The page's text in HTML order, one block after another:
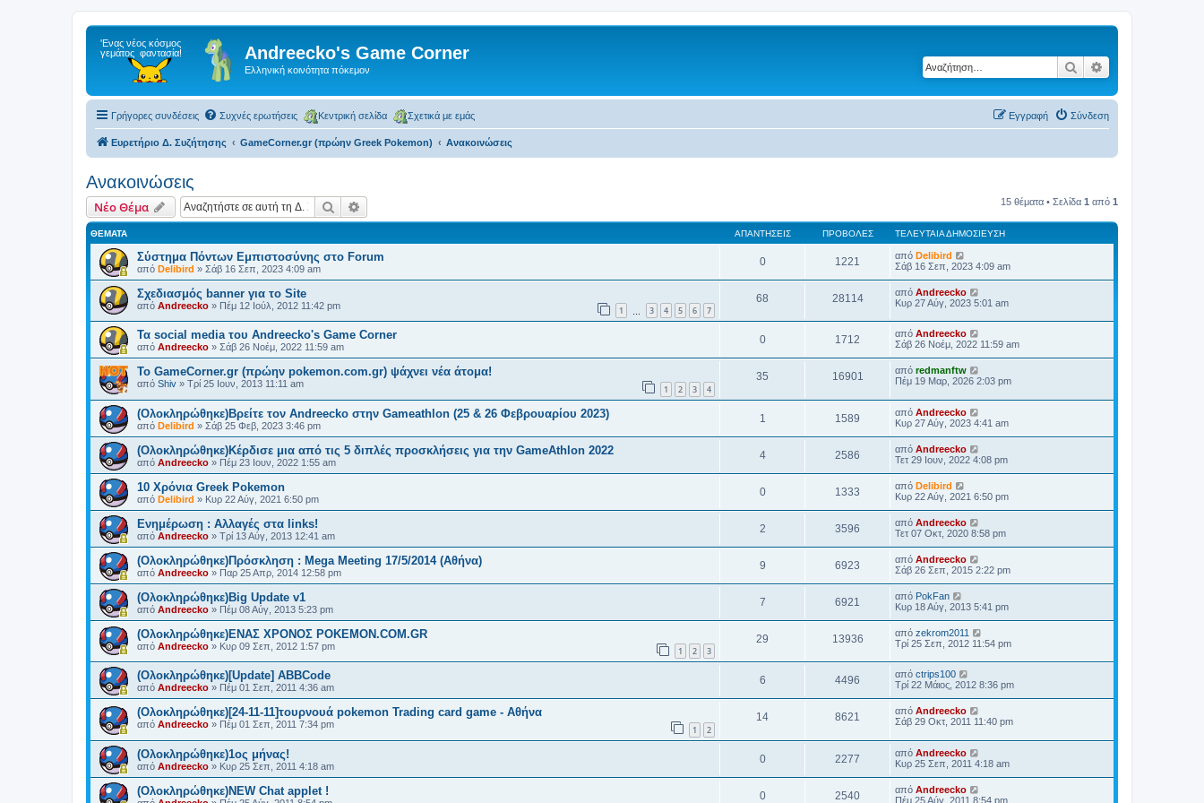
Andreecko's Game Corner
Ελληνική κοινότητα πόκεμον Αναζήτηση
Γρήγορες συνδέσεις Συχνές ερωτήσεις Κεντρική σελίδα Σχετικά με εμάς Σύνδεση
Εγγραφή
Ευρετήριο Δ. Συζήτησης GameCorner.gr (πρώην Greek Pokemon) Ανακοινώσεις
Ανακοινώσεις
Νέο Θέμα Αναζήτηση 15 θέματα • Σελίδα 1 από 1
ΘΈΜΑΤΑ ΑΠΑΝΤΉΣΕΙΣ ΠΡΟΒΟΛΈΣ ΤΕΛΕΥΤΑΊΑ ΔΗΜΟΣΊΕΥΣΗ
Σύστημα Πόντων Εμπιστοσύνης στο Forum
από Delibird » Σάβ 16 Σεπ, 2023 4:09 am
0 1221 από Delibird
Σάβ 16 Σεπ, 2023 4:09 am
Σχεδιασμός banner για το Site
από Andreecko » Πέμ 12 Ιούλ, 2012 11:42 pm 1 3 4 5 6 7
68 28114 από Andreecko
Κυρ 27 Αύγ, 2023 5:01 am
Τα social media του Andreecko's Game Corner
από Andreecko » Σάβ 26 Νοέμ, 2022 11:59 am
0 1712 από Andreecko
Σάβ 26 Νοέμ, 2022 11:59 am
Το GameCorner.gr (πρώην pokemon.com.gr) ψάχνει νέα άτομα!
από Shiv » Τρί 25 Ιουν, 2013 11:11 am 1 2 3 4
35 16901 από redmanftw
Πέμ 19 Μαρ, 2026 2:03 pm
(Ολοκληρώθηκε)Βρείτε τον Andreecko στην Gameathlon (25 & 26 Φεβρουαρίου 2023)
από Delibird » Σάβ 25 Φεβ, 2023 3:46 pm
1 1589 από Andreecko
Κυρ 27 Αύγ, 2023 4:41 am
(Ολοκληρώθηκε)Κέρδισε μια από τις 5 διπλές προσκλήσεις για την GameAthlon 2022
από Andreecko » Πέμ 23 Ιουν, 2022 1:55 am
4 2586 από Andreecko
Τετ 29 Ιουν, 2022 4:08 pm
10 Χρόνια Greek Pokemon
από Delibird » Κυρ 22 Αύγ, 2021 6:50 pm
0 1333 από Delibird
Κυρ 22 Αύγ, 2021 6:50 pm
Ενημέρωση : Αλλαγές στα links!
από Andreecko » Τρί 13 Αύγ, 2013 12:41 am
2 3596 από Andreecko
Τετ 07 Οκτ, 2020 8:58 pm
(Ολοκληρώθηκε)Πρόσκληση : Mega Meeting 17/5/2014 (Αθήνα)
από Andreecko » Παρ 25 Απρ, 2014 12:58 pm
9 6923 από Andreecko
Σάβ 26 Σεπ, 2015 2:22 pm
(Ολοκληρώθηκε)Big Update v1
από Andreecko » Πέμ 08 Αύγ, 2013 5:23 pm
7 6921 από PokFan
Κυρ 18 Αύγ, 2013 5:41 pm
(Ολοκληρώθηκε)ΕΝΑΣ ΧΡΟΝΟΣ POKEMON.COM.GR
από Andreecko » Κυρ 09 Σεπ, 2012 1:57 pm 1 2 3
29 13936 από zekrom2011
Τρί 25 Σεπ, 2012 11:54 pm
(Ολοκληρώθηκε)[Update] ABBCode
από Andreecko » Πέμ 01 Σεπ, 2011 4:36 am
6 4496 από ctrips100
Τρί 22 Μάιος, 2012 8:36 pm
(Ολοκληρώθηκε)[24-11-11]τουρνουά pokemon Trading card game - Αθήνα
από Andreecko » Πέμ 01 Σεπ, 2011 7:34 pm 1 2
14 8621 από Andreecko
Σάβ 29 Οκτ, 2011 11:40 pm
(Ολοκληρώθηκε)1ος μήνας!
από Andreecko » Κυρ 25 Σεπ, 2011 4:18 am
0 2277 από Andreecko
Κυρ 25 Σεπ, 2011 4:18 am
(Ολοκληρώθηκε)NEW Chat applet ! 0 2540 από Andreecko
Πέμ 25 Αύγ, 2011 8:54 pm